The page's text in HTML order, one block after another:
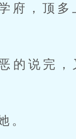
府，顶多
说完，